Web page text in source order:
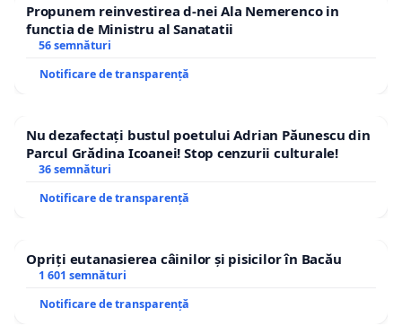
Propunem reinvestirea d-nei Ala Nemerenco in
functia de Ministru al Sanatatii
56 semnături
Notificare de transparență
Nu dezafectați bustul poetului Adrian Păunescu din
Parcul Grădina Icoanei! Stop cenzurii culturale!
36 semnături
Notificare de transparență
Opriți eutanasierea câinilor și pisicilor în Bacău
1 601 semnături
Notificare de transparență